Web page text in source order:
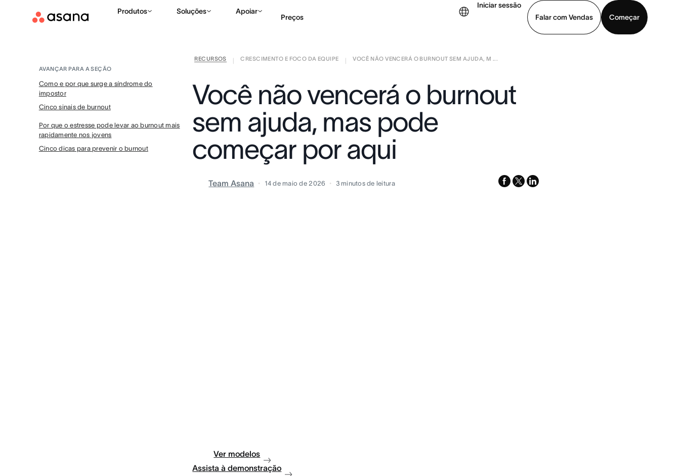
Produtos Soluções Apoiar
Preços
Iniciar sessão
Falar com Vendas
Começar
Falar com Vendas Veja uma demonstração
RECURSOS CRESCIMENTO E FOCO DA EQUIPE VOCÊ NÃO VENCERÁ O BURNOUT SEM AJUDA, M ...
Você não vencerá o burnout
sem ajuda, mas pode
começar por aqui
Team Asana 14 de maio de 2026 3 minutos de leitura facebook
x-
linkedin
AVANÇAR PARA A SEÇÃO
Como e por que surge a síndrome do
impostor
Cinco sinais de burnout
Por que o estresse pode levar ao burnout mais
rapidamente nos jovens
Cinco dicas para prevenir o burnout
Ver modelos
Assista à demonstração